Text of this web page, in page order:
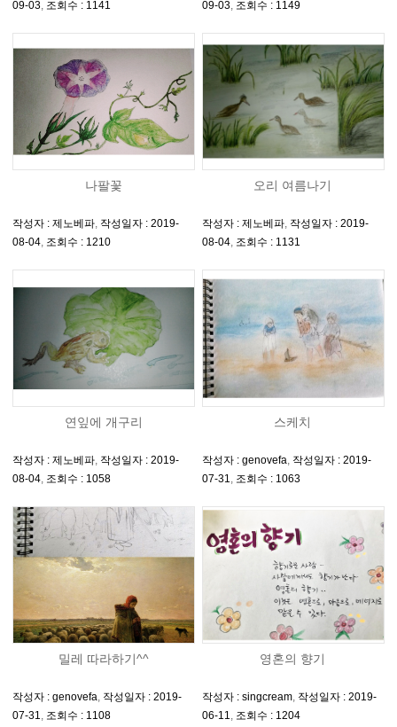
09-03, 조회수 : 1141
09-03, 조회수 : 1149
나팔꽃
작성자 : 제노베파, 작성일자 : 2019-
08-04, 조회수 : 1210
오리 여름나기
작성자 : 제노베파, 작성일자 : 2019-
08-04, 조회수 : 1131
연잎에 개구리
작성자 : 제노베파, 작성일자 : 2019-
08-04, 조회수 : 1058
스케치
작성자 : genovefa, 작성일자 : 2019-
07-31, 조회수 : 1063
밀레 따라하기^^
작성자 : genovefa, 작성일자 : 2019-
07-31, 조회수 : 1108
영혼의 향기
작성자 : singcream, 작성일자 : 2019-
06-11, 조회수 : 1204